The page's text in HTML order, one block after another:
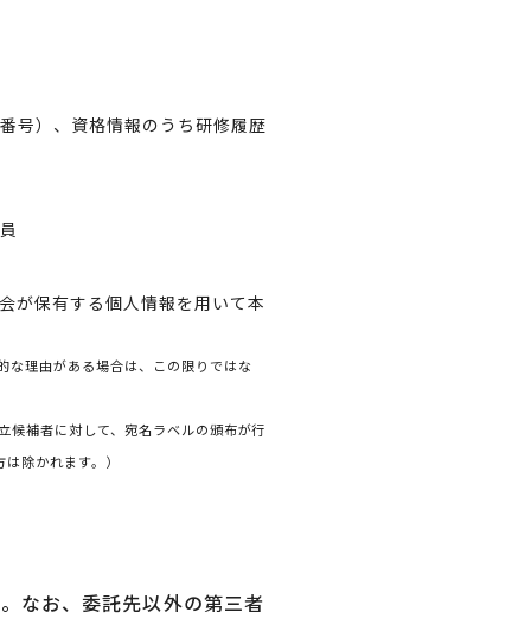
号）、資格情報のうち研修履歴
が保有する個人情報を用いて本
な理由がある場合は、この限りではな
候補者に対して、宛名ラベルの頒布が行
除かれます。）
なお、委託先以外の第三者